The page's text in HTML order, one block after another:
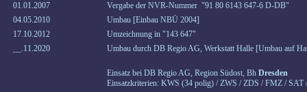
01.01.2007
Vergabe der NVR-Nummer "91 80 6143 647-6 D-DB"
04.05.2010
Umbau [Einbau NBÜ 2004]
17.10.2012
Umzeichnung in "143 647"
__.11.2020
Umbau durch DB Regio AG, Werkstatt Halle [Umbau auf
Einsatz bei DB Regio AG, Region Südost, Bh Dresden
Einsatzkriterien: KWS (34 polig) / ZWS / ZDS / FMZ /